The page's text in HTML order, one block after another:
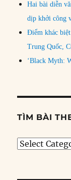
Hai bài diễn
dịp khởi công
Điểm khác
Trung Quốc,
‘Black Myth:
TÌM BÀI
Tìm